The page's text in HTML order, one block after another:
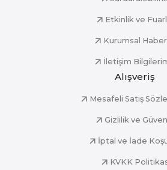
Etkinlik ve
Kurumsal
İletişim
Alışveriş
Mesafeli Satış
Gizlilik ve
İptal ve İade
KVKK